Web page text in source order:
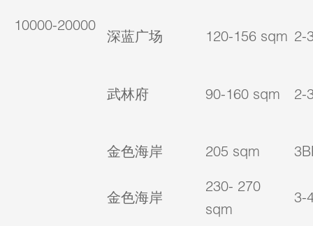
10000-20000
深蓝广场 120-156 sqm 2-
武林府 90-160 sqm 2-
金色海岸 205 sqm
金色海岸
230- 270
sqm
3-